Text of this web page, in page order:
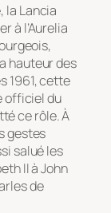
la Lancia
à l’Aurelia
hauteur des
1961, cette
officiel du
ce rôle. À
gestes
salué les
II à John
de